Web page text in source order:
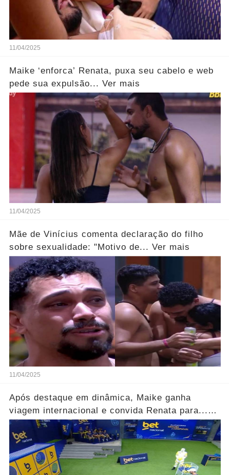
11/04/2025
Maike ‘enforca’ Renata, puxa seu cabelo e web
pede sua expulsão... Ver mais
11/04/2025
Mãe de Vinícius comenta declaração do filho
sobre sexualidade: "Motivo de... Ver mais
11/04/2025
Após destaque em dinâmica, Maike ganha
viagem internacional e convida Renata para...
Ver mais